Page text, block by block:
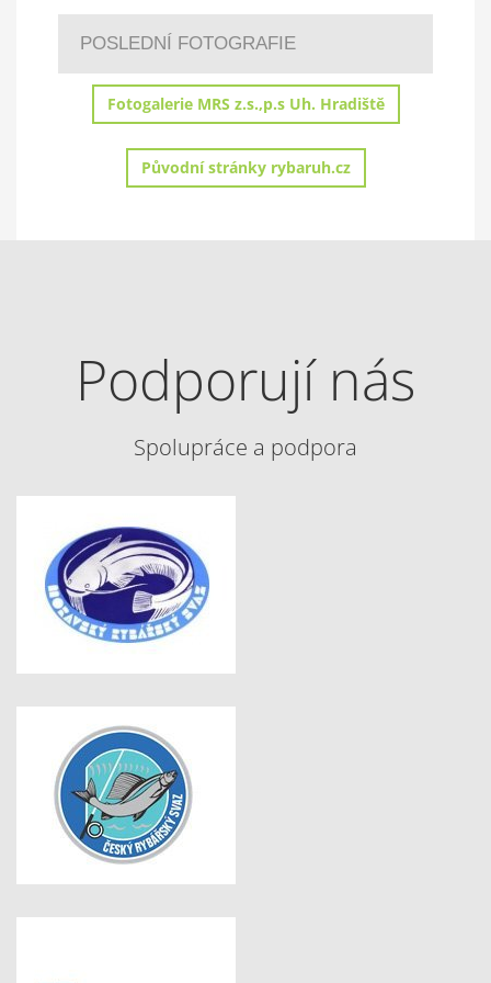
POSLEDNÍ FOTOGRAFIE
Fotogalerie MRS z.s.,p.s Uh. Hradiště
Původní stránky rybaruh.cz
Podporují nás
Spolupráce a podpora